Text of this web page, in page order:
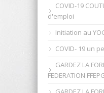
COVID-19
d'emploi
Initiation au
COVID- 19 un
GARDEZ LA
FEDERATION